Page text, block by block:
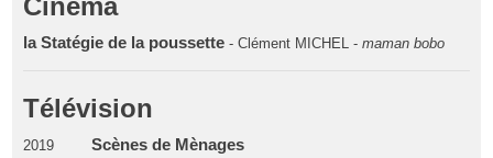
la Statégie de la poussette - Clément MICHEL -maman bobo
Télévision
2019 Scènes de Mènages